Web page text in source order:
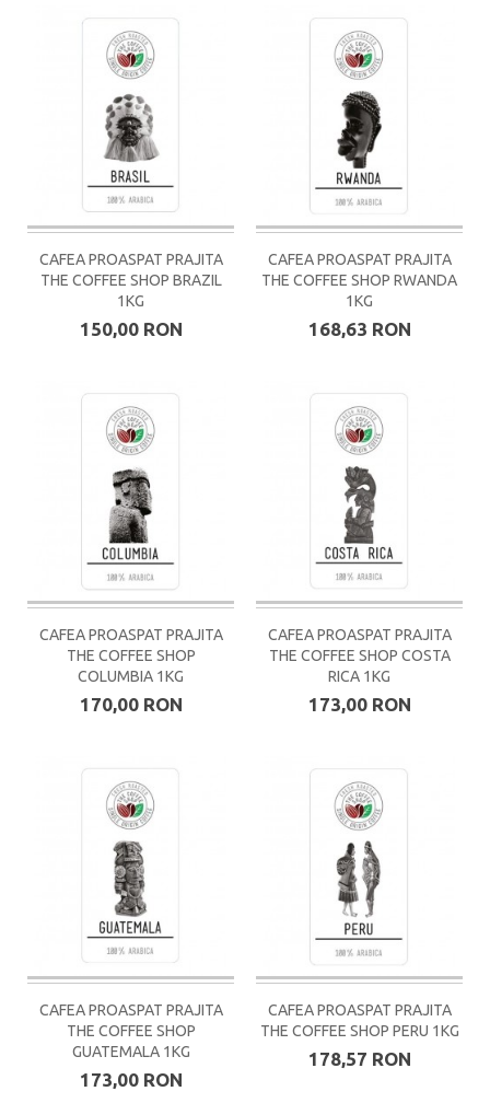
CAFEA PROASPAT PRAJITA
THE COFFEE SHOP BRAZIL
1KG
150,00 RON
CAFEA PROASPAT PRAJITA
THE COFFEE SHOP RWANDA
1KG
168,63 RON
CAFEA PROASPAT PRAJITA
THE COFFEE SHOP
COLUMBIA 1KG
170,00 RON
CAFEA PROASPAT PRAJITA
THE COFFEE SHOP COSTA
RICA 1KG
173,00 RON
CAFEA PROASPAT PRAJITA
THE COFFEE SHOP
GUATEMALA 1KG
173,00 RON
CAFEA PROASPAT PRAJITA
THE COFFEE SHOP PERU 1KG
178,57 RON